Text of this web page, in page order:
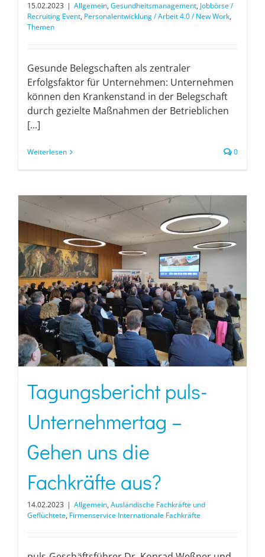
15.02.2023 | Allgemein, Gesundheitsmanagement, Jobbörse /
Recruiting Event, Personalentwicklung / Arbeit 4.0 / New Work,
Themen
Gesunde Belegschaften als zentraler
Erfolgsfaktor für Unternehmen: Unternehmen
können den Krankenstand in der Belegschaft
durch gezielte Maßnahmen der Betrieblichen
[...]
Weiterlesen 0
Tagungsbericht puls-
Unternehmertag –
Gehen uns die
Fachkräfte aus?
14.02.2023 | Allgemein, Ausländische Fachkräfte und
Geflüchtete, Firmenservice Internationale Fachkräfte